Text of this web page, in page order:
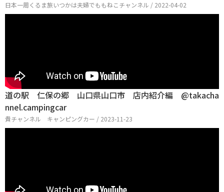
日本一周くるま旅いつかは夫婦でももねこチャンネル / 2022-04-02
道の駅 仁保の郷 山口県山口市 店内紹介編 @takacha
nnel.campingcar
貴チャンネル キャンピングカー / 2023-11-23